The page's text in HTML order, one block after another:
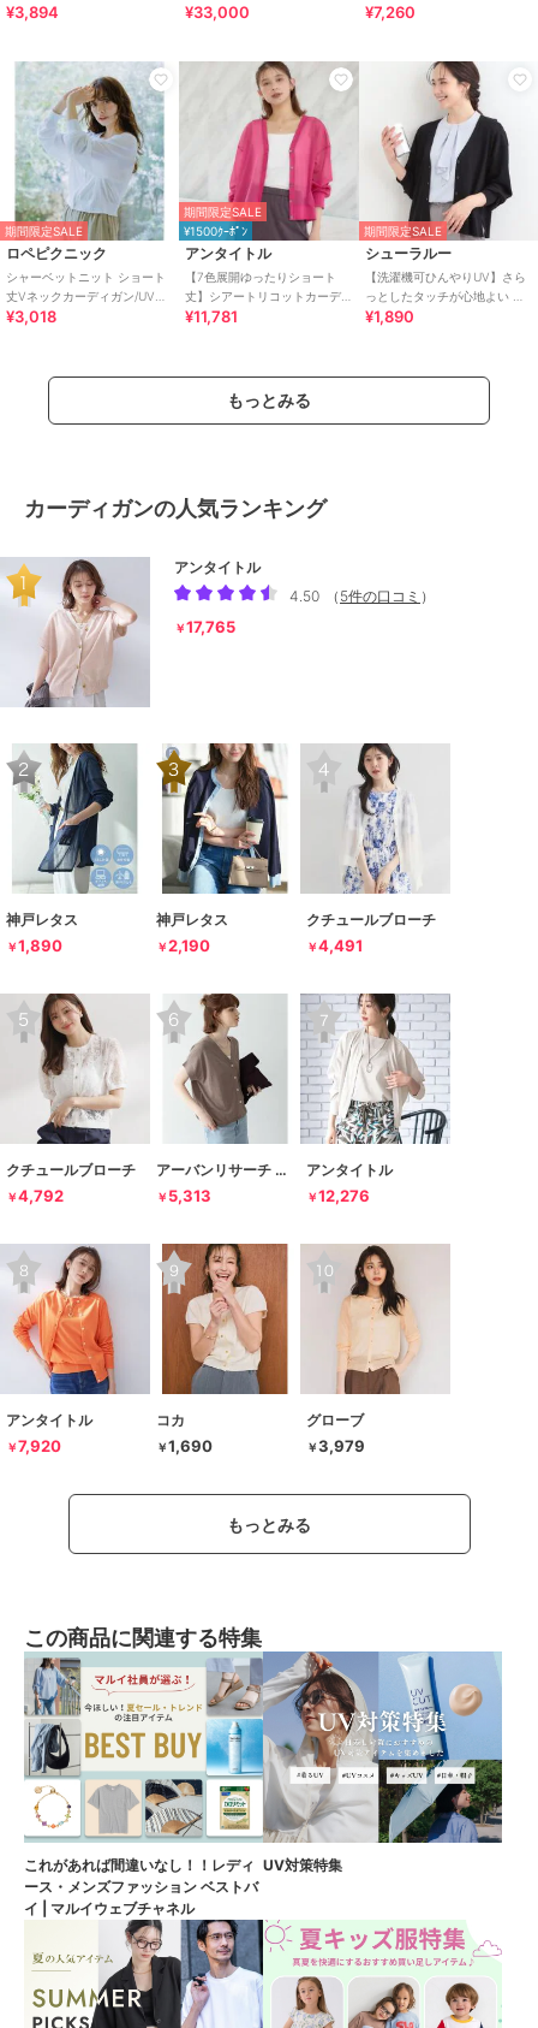
[15842102]macaron
¥3,894 ¥33,000 ¥7,260
期間限定SALE
ロペピクニック
シャーベットニット ショート
丈Vネックカーディガン/UVケ
ア・接触冷感
¥3,018
期間限定SALE
¥1500ｸｰﾎﾟﾝ
アンタイトル
【7色展開ゆったりショート
丈】シアートリコットカーデ
ィガン
¥11,781
期間限定SALE
シューラルー
【洗濯機可ひんやりUV】さら
っとしたタッチが心地よい シ
ョート丈 Vネックカーディガ
¥1,890
もっとみる
カーディガンの人気ランキング
アンタイトル
4.50
（ 5件の口コミ ）
￥17,765
神戸レタス
￥1,890
神戸レタス
￥2,190
クチュールブローチ
￥4,491
クチュールブローチ
￥4,792
アーバンリサーチ サニーレーベル
￥ 5,313
アンタイトル
￥12,276
アンタイトル
￥7,920
コカ
￥1,690
グローブ
￥3,979
もっとみる
この商品に関連する特集
これがあれば間違いなし！！レディ
ース・メンズファッション ベストバ
イ | マルイウェブチャネル
UV対策特集